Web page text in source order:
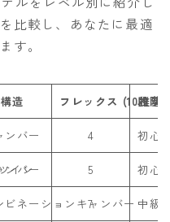
比較し、あなたに最適
す。
構造 フレックス (10段階)
推奨
ンバー 4 初心
イン
ンバー 5 初心
ビネーションキャンバー
7 中級